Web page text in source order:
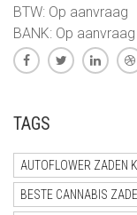
BTW: Op aanvraag
BANK: Op aanvraag
TAGS
AUTOFLOWER ZADEN
BESTE CANNABIS